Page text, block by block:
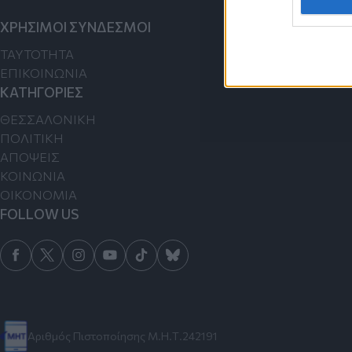
Αριθμός Πιστοποίησης Μ.Η.Τ.242191
ΧΡΗΣΙΜΟΙ ΣΥΝΔΕΣΜΟΙ
TAYTOTHTA
ΕΠΙΚΟΙΝΩΝΙΑ
ΚΑΤΗΓΟΡΙΕΣ
ΘΕΣΣΑΛΟΝΙΚΗ
ΠΟΛΙΤΙΚΗ
ΑΠΟΨΕΙΣ
ΚΟΙΝΩΝΙΑ
ΟΙΚΟΝΟΜΙΑ
FOLLOW US